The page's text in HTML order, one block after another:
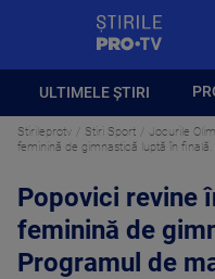
ULTIMELE ȘTIRI
Stirileprotv Stiri Sport Jocurile
feminină de gimnastică luptă în
Popovici revine
feminină de
Programul de